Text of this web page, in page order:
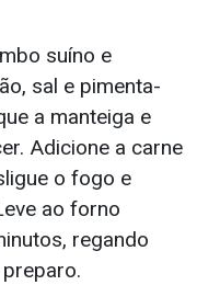
suíno e
sal e pimenta-
a manteiga e
Adicione a carne
o fogo e
ao forno
regando